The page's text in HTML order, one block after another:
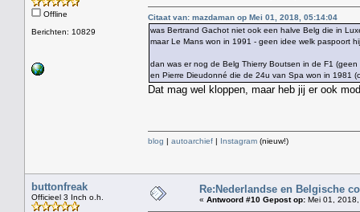
Offline
Berichten: 10829
Citaat van: mazdaman op Mei 01, 2018, 05:14:04
was Bertrand Gachot niet ook een halve Belg die in
maar Le Mans won in 1991 - geen idee welk paspoort
dan was er nog de Belg Thierry Boutsen in de F1 (geen
en Pierre Dieudonné die de 24u van Spa won in 1981
Dat mag wel kloppen, maar heb jij er ook
blog | autoarchief | Instagram (nieuw!)
buttonfreak
Officieel 3 Inch o.h.
Re:Nederlandse en Belgische
« Antwoord #10 Gepost op: Mei 01,